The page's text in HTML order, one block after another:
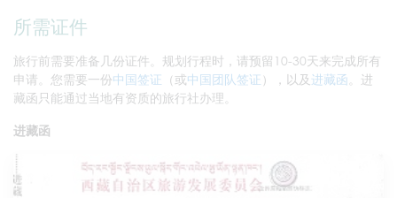
所需证件
旅行前需要准备几份证件。规划行程时，请预留10-30天来完成所有
申请。您需要一份中国签证 （或中国团队签证 ），以及 进藏函 。进
藏函只能通过当地有资质的旅行社办理。
进藏函